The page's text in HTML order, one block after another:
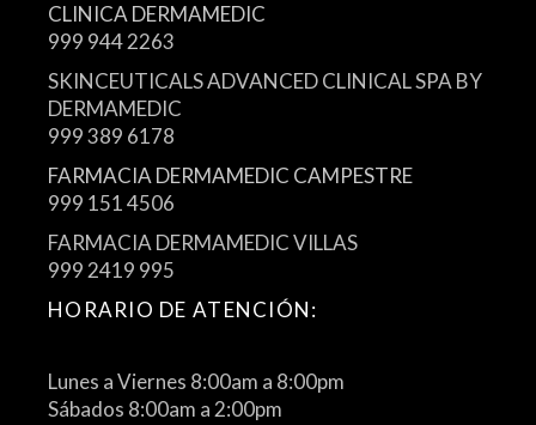
CLINICA DERMAMEDIC
999 944 2263
SKINCEUTICALS ADVANCED CLINICAL SPA BY
DERMAMEDIC
999 389 6178
FARMACIA DERMAMEDIC CAMPESTRE
999 151 4506
FARMACIA DERMAMEDIC VILLAS
999 2419 995
HORARIO DE ATENCIÓN:
Lunes a Viernes 8:00am a 8:00pm
Sábados 8:00am a 2:00pm